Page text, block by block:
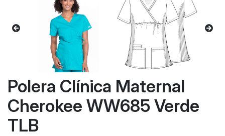
Polera Clínica Maternal
Cherokee WW685 Verde
TLB